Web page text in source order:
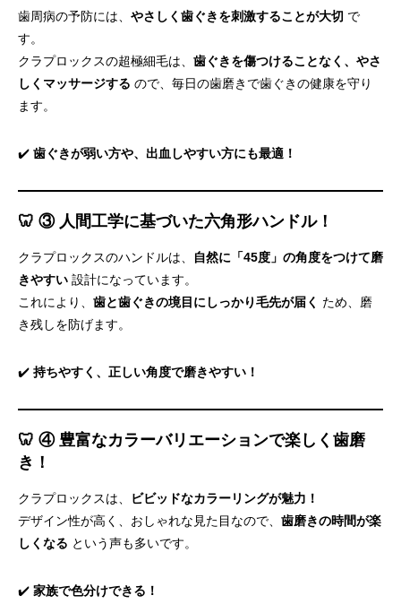
歯周病の予防には、 やさしく歯ぐきを刺激することが大切 で
す。
クラプロックスの超極細毛は、 歯ぐきを傷つけることなく、やさ
しくマッサージする ので、毎日の歯磨きで歯ぐきの健康を守り
ます。
✔️ 歯ぐきが弱い方や、出血しやすい方にも最適！
🦷 ③ 人間工学に基づいた六角形ハンドル！
クラプロックスのハンドルは、
自然に「45度」の角度をつけて磨
きやすい 設計になっています。
これにより、 歯と歯ぐきの境目にしっかり毛先が届く ため、磨
き残しを防げます。
✔️ 持ちやすく、正しい角度で磨きやすい！
🦷 ④ 豊富なカラーバリエーションで楽しく歯磨
き！
クラプロックスは、
ビビッドなカラーリングが魅力！
デザイン性が高く、おしゃれな見た目なので、 歯磨きの時間が楽
しくなる という声も多いです。
✔️ 家族で色分けできる！